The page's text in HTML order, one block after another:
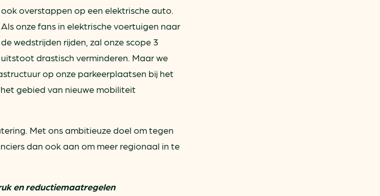
ook overstappen op een elektrische auto.
Als onze fans in elektrische voertuigen naar
de wedstrijden rijden, zal onze scope 3
uitstoot drastisch verminderen. Maar we
op onze parkeerplaatsen bij het
gebied van nieuwe mobiliteit
Met ons ambitieuze doel om tegen
dan ook aan om meer regionaal in te
en reductiemaatregelen